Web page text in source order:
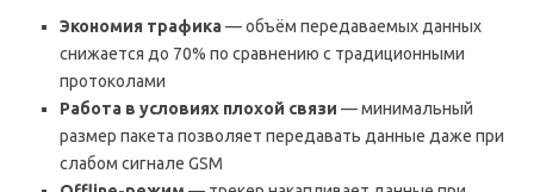
Экономия трафика— объём передаваемых данных
снижается до 70% по сравнению с традиционными
протоколами
Работа в условиях плохой связи — минимальный
размер пакета позволяет передавать данные даже при
слабом сигнале GSM